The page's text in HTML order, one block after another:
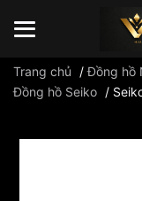
Trang chủ /Đồng hồ
Đồng hồ Seiko /